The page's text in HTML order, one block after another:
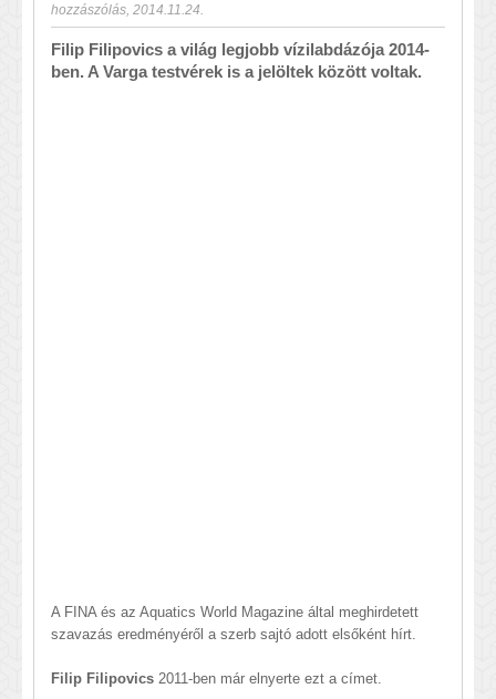
hozzászólás 2014.11.24.
Filip Filipovics a világ legjobb vízilabdázója 2014-
ben. A Varga testvérek is a jelöltek között voltak.
A FINA és az Aquatics World Magazine által meghirdetett
szavazás eredményéről a szerb sajtó adott elsőként hírt.
Filip Filipovics 2011-ben már elnyerte ezt a címet.